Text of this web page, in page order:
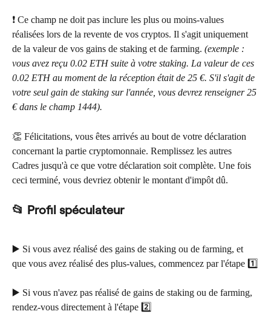
❗ Ce champ ne doit pas inclure les plus ou moins-values
réalisées lors de la revente de vos cryptos. Il s'agit uniquement
de la valeur de vos gains de staking et de farming. (exemple :
vous avez reçu 0.02 ETH suite à votre staking. La valeur de ces
0.02 ETH au moment de la réception était de 25 €. S'il s'agit de
votre seul gain de staking sur l'année, vous devrez renseigner 25
€ dans le champ 1444).
👏 Félicitations, vous êtes arrivés au bout de votre déclaration
concernant la partie cryptomonnaie. Remplissez les autres
Cadres jusqu'à ce que votre déclaration soit complète. Une fois
ceci terminé, vous devriez obtenir le montant d'impôt dû.
📂 Profil spéculateur
▶️ Si vous avez réalisé des gains de staking ou de farming, et
que vous avez réalisé des plus-values, commencez par l'étape 1️⃣
▶️ Si vous n'avez pas réalisé de gains de staking ou de farming,
rendez-vous directement à l'étape 2️⃣